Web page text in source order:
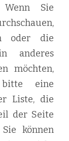
Wenn Sie
oder die
anderes
möchten,
eine
Liste, die
der Seite
können